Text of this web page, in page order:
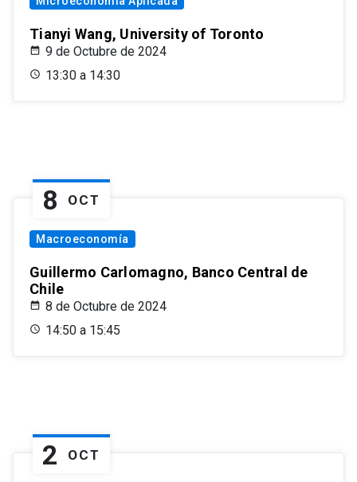
Tianyi Wang, University of Toronto
9 de Octubre de 2024
13:30 a 14:30
8 OCT
Macroeconomía
Guillermo Carlomagno, Banco Central de
Chile
8 de Octubre de 2024
14:50 a 15:45
2 OCT